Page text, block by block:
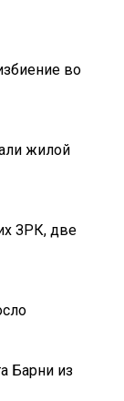
во
жилой
ЗРК, две
Барни из